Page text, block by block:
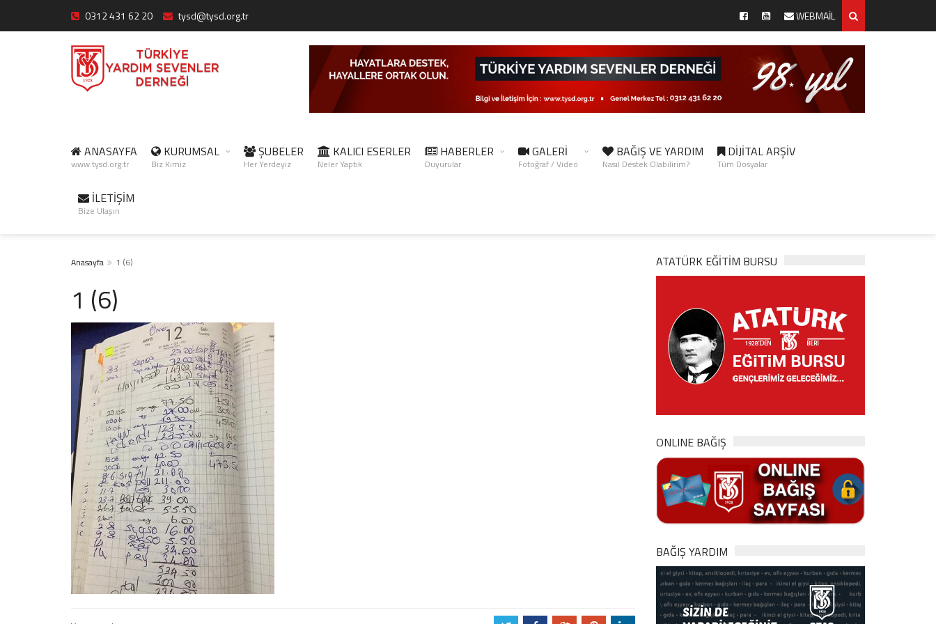
0312 431 62 20 tysd@tysd.org.tr WEBMAİL
ANASAYFA
www.tysd.org.tr
KURUMSAL
Biz Kimiz
ŞUBELER
Her Yerdeyiz
KALICI ESERLER
Neler Yaptık
HABERLER
Duyurular
GALERİ
Fotoğraf / Video
BAĞIŞ VE YARDIM
Nasıl Destek Olabilirim?
DİJİTAL ARŞİV
Tüm Dosyalar
İLETİŞİM
Bize Ulaşın
Anasayfa 1 (6)
1 (6)
ATATÜRK EĞITIM BURSU
ONLINE BAĞIŞ
BAĞIŞ YARDIM